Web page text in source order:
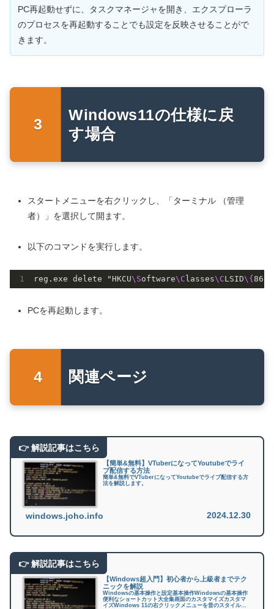
PC再起動せずに、タスクマネージャを開き、エクスプローラ
のプロセスを再起動することでも設定を反映させることがで
きます。
Windows11の仕様に戻
す場合
スタートメニューを右クリックし、「ターミナル （管理
者）」を選択して開ます。
以下のコマンドを実行します。
reg.exe delete "HKCU\Software\C lasses\CLSID\{
PCを再起動します。
関連ページ
【簡単&無料】VTuberになってYoutubeでライ
ブ配信する方法
簡単&無料でVTuberになってYoutubeでライブ配信する方
法を解説します。
windows.joho.info 2024.12.30
【Windows超入門】初心者から上級者までテク
ニックを解説
Windowsの基本操作と設定基本操作Windowsの基本操作
便利なショートカット大全集画面のカスタマイズカスタマ
イズWindows 11の右クリックメニューを昔のスタイル